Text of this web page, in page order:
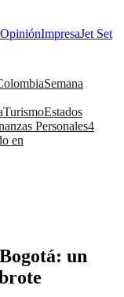
OpiniónImpresaJet Set
Semana
TurismoEstados
Personales4
en
un